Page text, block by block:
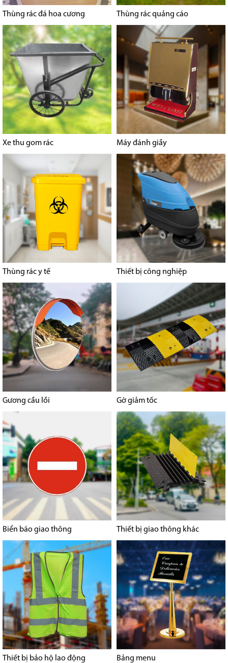
Thùng rác đá hoa cương Thùng rác quảng cáo
Xe thu gom rác Máy đánh giầy
Thùng rác y tế Thiết bị công nghiệp
Gương cầu lồi Gờ giảm tốc
Biển báo giao thông Thiết bị giao thông khác
Thiết bị bảo hộ lao động Bảng menu